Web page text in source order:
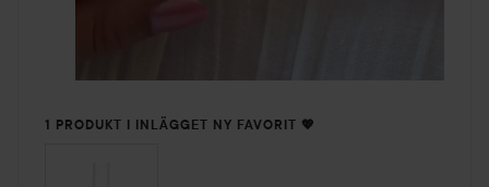
1 PRODUKT I INLÄGGET NY FAVORIT 💖